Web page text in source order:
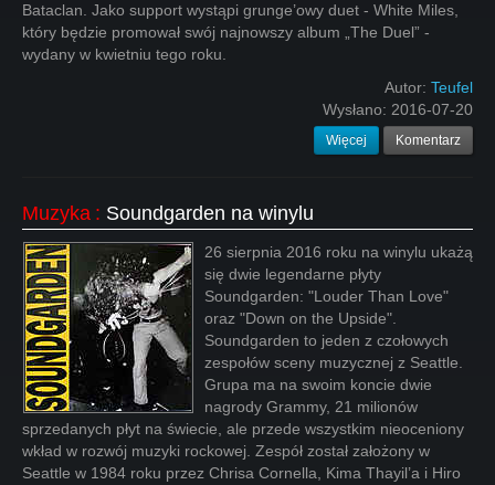
Bataclan. Jako support wystąpi grunge’owy duet - White Miles,
który będzie promował swój najnowszy album „The Duel” -
wydany w kwietniu tego roku.
Autor: Teufel
Wysłano: 2016-07-20
Więcej Komentarz
Muzyka : Soundgarden na winylu
26 sierpnia 2016 roku na winylu ukażą
się dwie legendarne płyty
Soundgarden: "Louder Than Love"
oraz "Down on the Upside".
Soundgarden to jeden z czołowych
zespołów sceny muzycznej z Seattle.
Grupa ma na swoim koncie dwie
nagrody Grammy, 21 milionów
sprzedanych płyt na świecie, ale przede wszystkim nieoceniony
wkład w rozwój muzyki rockowej. Zespół został założony w
Seattle w 1984 roku przez Chrisa Cornella, Kima Thayil’a i Hiro